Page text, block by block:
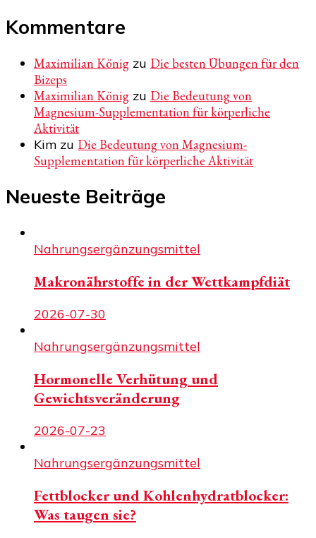
Kommentare
Maximilian König zu Die besten Übungen für den
Bizeps
Maximilian König zu Die Bedeutung von
Magnesium-Supplementation für körperliche
Aktivität
Kim zu Die Bedeutung von Magnesium-
Supplementation für körperliche Aktivität
Neueste Beiträge
Nahrungsergänzungsmittel
Makronährstoffe in der Wettkampfdiät
2026-07-30
Nahrungsergänzungsmittel
Hormonelle Verhütung und
Gewichtsveränderung
2026-07-23
Nahrungsergänzungsmittel
Fettblocker und Kohlenhydratblocker:
Was taugen sie?